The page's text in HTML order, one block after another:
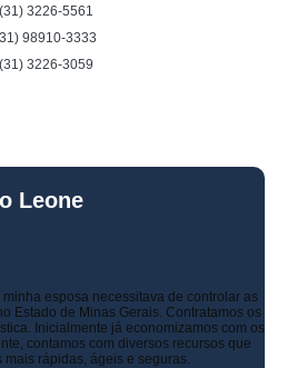
para carros Umuarama
preço Bueno Brandão
Piedade
portatil Zona Sul
(31) 3226-5561
98910-3333
(31) 3226-3059
Leone
esposa necessitava de controlar as
Estado de Minas Gerais. Contratamos os
Inicialmente já economizamos com os
contamos com diversos recursos que
mais rápidas, ágeis e seguras.